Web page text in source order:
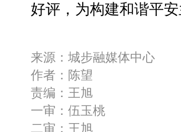
好评，为构建和谐平
来源：城步融媒体中心
作者：陈望
责编：王旭
一审：伍玉桃
二审：王旭